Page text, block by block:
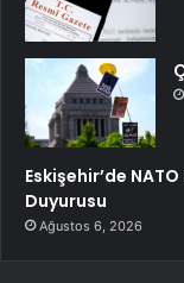
Eskişehir’de
Duyurusu
Ağustos 6, 2026